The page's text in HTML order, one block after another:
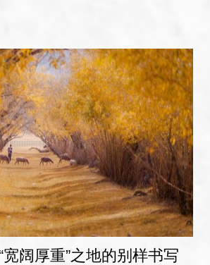
阔厚重”之地的别样书写